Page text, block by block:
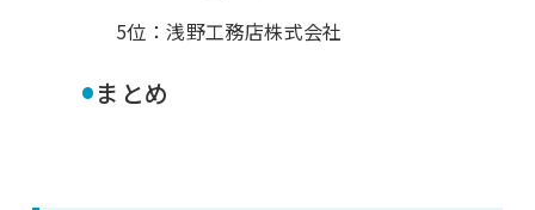
5位：浅野工務店株式会社
•まとめ